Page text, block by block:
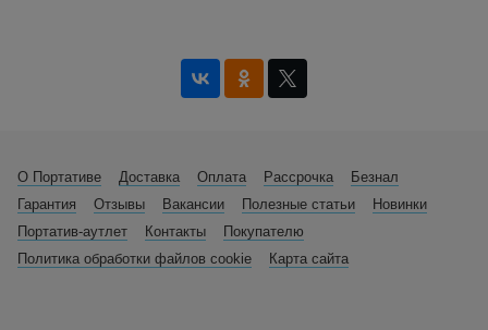
О Портативе Доставка Оплата Рассрочка
Безнал
Гарантия
Отзывы Вакансии Полезные статьи
Новинки
Портатив-аутлет
Контакты
Покупателю
Политика обработки файлов cookie
Карта сайта